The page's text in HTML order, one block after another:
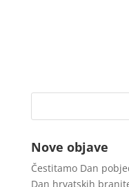
Nove objave
Čestitamo Dan
Dan hrvatskih